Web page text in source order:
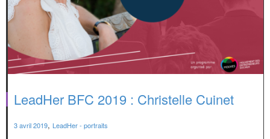
LeadHer BFC 2019 : Christelle Cuinet
3 avril 2019, LeadHer - portraits